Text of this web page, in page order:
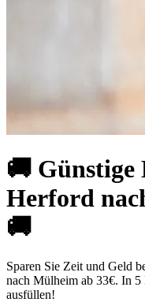
🚚 Günstige
Herford
🚚
Sparen Sie Zeit und Geld
nach Mülheim ab 33€. In
ausfüllen!